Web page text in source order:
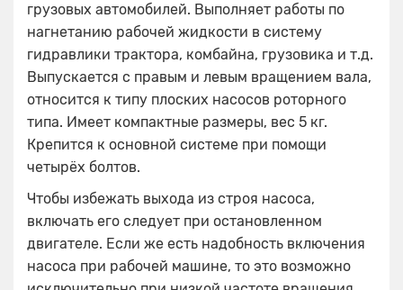
грузовых автомобилей. Выполняет работы по
нагнетанию рабочей жидкости в систему
гидравлики трактора, комбайна, грузовика и т.д.
Выпускается с правым и левым вращением вала,
относится к типу плоских насосов роторного
типа. Имеет компактные размеры, вес 5 кг.
Крепится к основной системе при помощи
четырёх болтов.
Чтобы избежать выхода из строя насоса,
включать его следует при остановленном
двигателе. Если же есть надобность включения
насоса при рабочей машине, то это возможно